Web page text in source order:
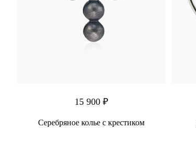
15 900 ₽
Серебряное колье с крестиком